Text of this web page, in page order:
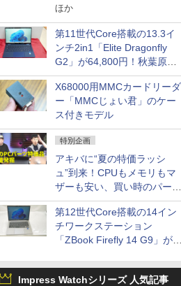
ほか
第11世代Core搭載の13.3イ
ンチ2in1「Elite Dragonfly
G2」が64,800円！秋葉原で
中古PCセール
X68000用MMCカードリーダ
ー「MMCじょい君」のケー
ス付きモデル
特別企画
アキバに“夏の特価ラッシ
ュ”到来！CPUもメモリもマ
ザーも安い、買い時のパーツ
は？【8月7日(金)22時配信】
第12世代Core搭載の14イン
チワークステーション
「ZBook Firefly 14 G9」が
セール
Impress Watchシリーズ 人気記事